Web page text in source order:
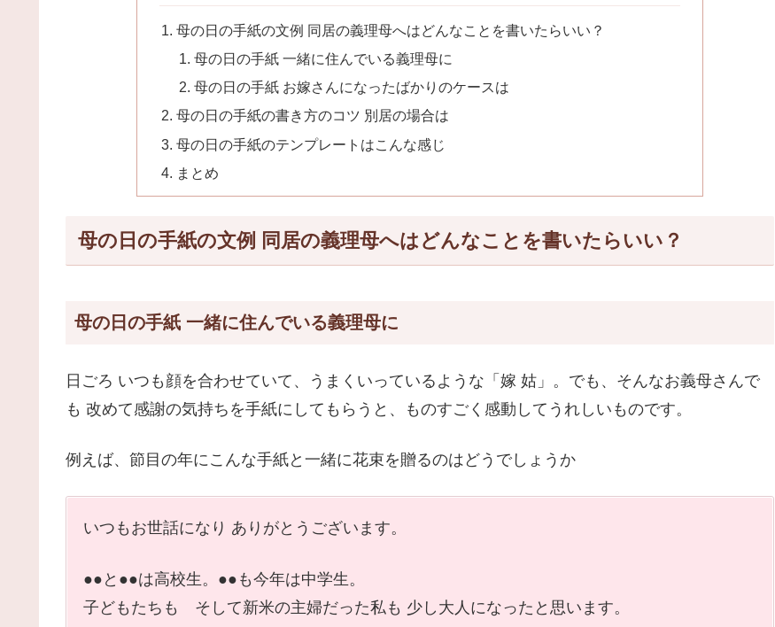
母の日の手紙の文例 同居の義理母へはどんなことを書いたらいい？
母の日の手紙 一緒に住んでいる義理母に
母の日の手紙 お嫁さんになったばかりのケースは
母の日の手紙の書き方のコツ 別居の場合は
母の日の手紙のテンプレートはこんな感じ
まとめ
母の日の手紙の文例 同居の義理母へはどんなことを書いたらいい？
母の日の手紙 一緒に住んでいる義理母に
日ごろ いつも顔を合わせていて、うまくいっているような「嫁 姑」。でも、そんなお義母さんで
も 改めて感謝の気持ちを手紙にしてもらうと、ものすごく感動してうれしいものです。
例えば、節目の年にこんな手紙と一緒に花束を贈るのはどうでしょうか
いつもお世話になり ありがとうございます。
●●と●●は高校生。●●も今年は中学生。
子どもたちも そして新米の主婦だった私も 少し大人になったと思います。